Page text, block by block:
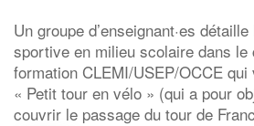
Un groupe d’enseignant·es
sportive en milieu scolaire dans le
formation CLEMI/USEP/OCCE qui
« Petit tour en vélo » (qui a pour
couvrir le passage du tour de